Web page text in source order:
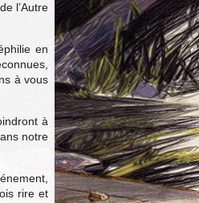
l’Autre
en
à vous
à
notre
rire et